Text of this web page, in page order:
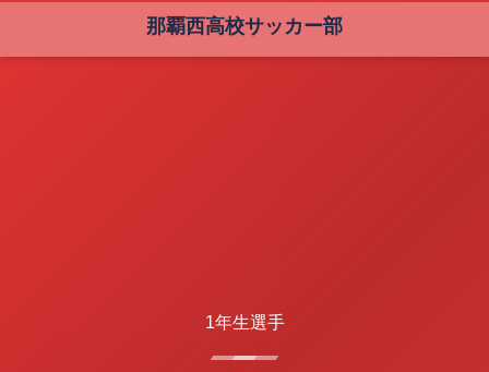
那覇西高校サッカー部
1年生選手